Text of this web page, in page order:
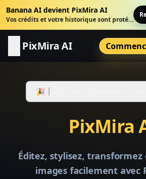
Banana AI devient PixMira AI
Vos crédits et votre historique sont protégés.
PixMira AI
🎉
PixMira
Éditez, stylisez, transformez
images facilement avec